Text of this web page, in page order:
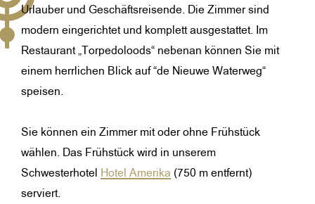
Urlauber und Geschäftsreisende. Die Zimmer sind
modern eingerichtet und komplett ausgestattet. Im
Restaurant „Torpedoloods“ nebenan können Sie mit
einem herrlichen Blick auf “de Nieuwe Waterweg“
speisen.
Sie können ein Zimmer mit oder ohne Frühstück
wählen. Das Frühstück wird in unserem
SchwesterhotelHotel Amerika(750 m entfernt)
serviert.